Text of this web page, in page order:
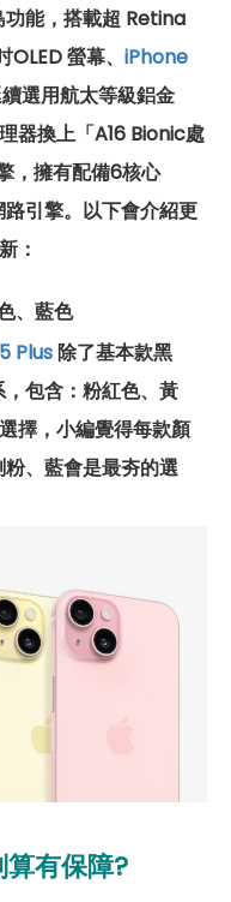
能，搭載超 Retina
OLED 螢幕、 iPhone
選用航太等級鋁金
器換上「A16 Bionic處
，擁有配備6核心
引擎。以下會介紹更
：
、藍色
Plus除了基本款黑
包含：粉紅色、黃
擇，小編覺得每款顏
、藍會是最夯的選
有保障?